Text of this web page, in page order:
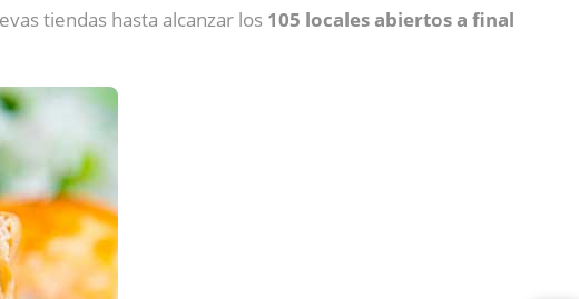
tiendas hasta alcanzar los 105 locales abiertosa final